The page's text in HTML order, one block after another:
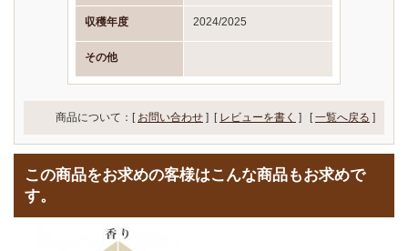
収穫年度 2024/2025
その他
商品について：[ お問い合わせ ] [ レビューを書く ] [一覧へ戻る ]
この商品をお求めの客様はこんな商品もお求めで
す。